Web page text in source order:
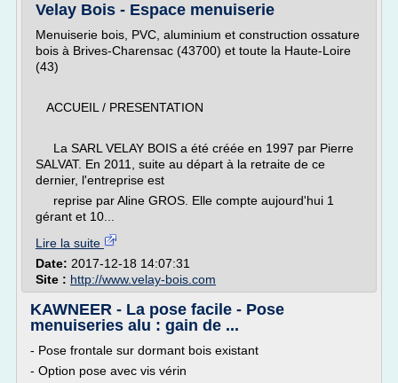
Velay Bois - Espace menuiserie
Menuiserie bois, PVC, aluminium et construction ossature
bois à Brives-Charensac (43700) et toute la Haute-Loire
(43)
ACCUEIL / PRESENTATION
La SARL VELAY BOIS a été créée en 1997 par Pierre
SALVAT. En 2011, suite au départ à la retraite de ce
dernier, l'entreprise est
reprise par Aline GROS. Elle compte aujourd'hui 1
gérant et 10...
Lire la suite
Date: 2017-12-18 14:07:31
Site : http://www.velay-bois.com
KAWNEER - La pose facile - Pose
menuiseries alu : gain de ...
- Pose frontale sur dormant bois existant
- Option pose avec vis vérin